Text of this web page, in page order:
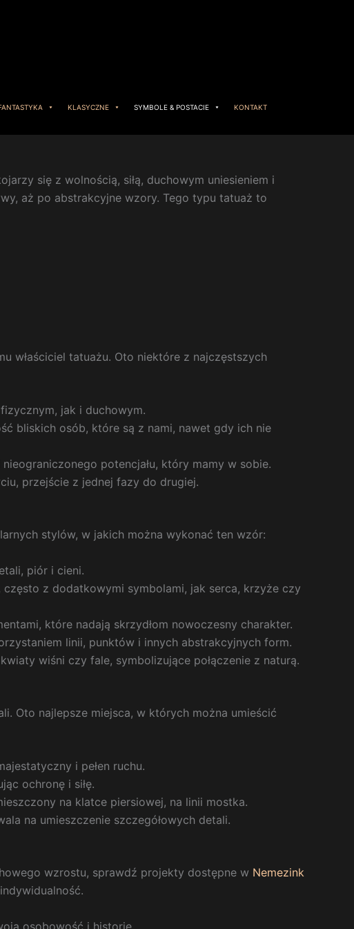
KLASYCZNE SYMBOLE & POSTACIE KONTAKT
się z wolnością, siłą, duchowym uniesieniem i
aż po abstrakcyjne wzory. Tego typu tatuaż to
właściciel tatuażu. Oto niektóre z najczęstszych
jak i duchowym.
bliskich osób, które są z nami, nawet gdy ich nie
potencjału, który mamy w sobie.
przejście z jednej fazy do drugiej.
stylów, w jakich można wykonać ten wzór:
piór i cieni.
z dodatkowymi symbolami, jak serca, krzyże czy
które nadają skrzydłom nowoczesny charakter.
linii, punktów i innych abstrakcyjnych form.
wiśni czy fale, symbolizujące połączenie z naturą.
Oto najlepsze miejsca, w których można umieścić
i pełen ruchu.
ochronę i siłę.
na klatce piersiowej, na linii mostka.
na umieszczenie szczegółowych detali.
wzrostu, sprawdź projekty dostępne w Nemezink
osobowość i historię.